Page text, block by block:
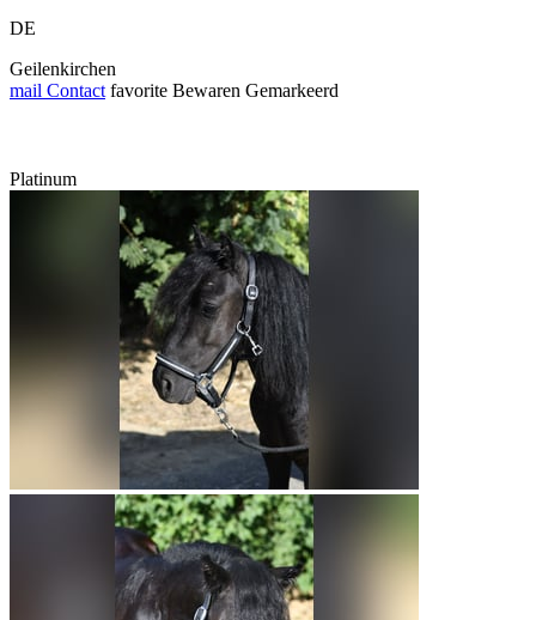
DE
Geilenkirchen
mail Contact favorite Bewaren Gemarkeerd
Platinum